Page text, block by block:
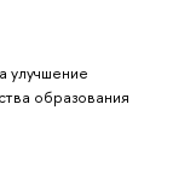
улучшение
образования